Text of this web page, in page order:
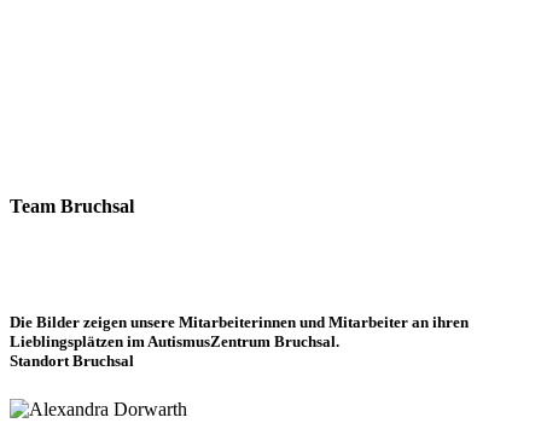
Team Bruchsal
Die Bilder zeigen unsere Mitarbeiterinnen und Mitarbeiter an ihren
Lieblingsplätzen im AutismusZentrum Bruchsal.
Standort Bruchsal